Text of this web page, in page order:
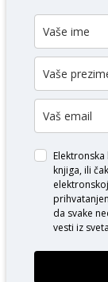
knjiga, ili
da svake
vesti iz